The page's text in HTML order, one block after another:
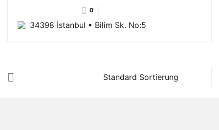
0
34398 İstanbul • Bilim Sk. No:5